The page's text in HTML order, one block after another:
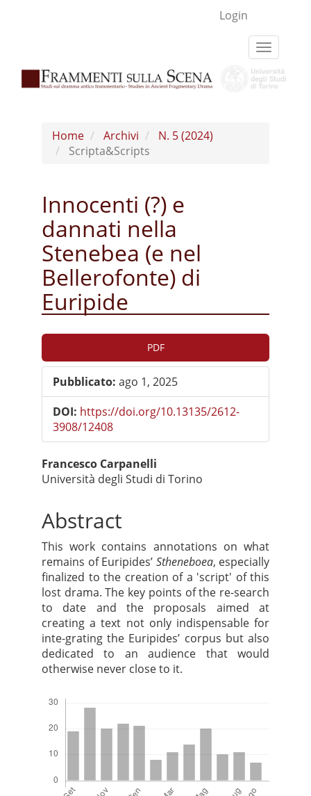
Barra
laterale
Login
Toggle
Home Archivi
N. 5 (2024)
Scripta&Scripts
Innocenti (?) e
dannati nella
Stenebea (e nel
Bellerofonte) di
Euripide
Barra
laterale
dell'articolo
PDF
Pubblicato: ago 1, 2025
DOI: https://doi.org/10.13135/2612-
3908/12408
Contenuto
principale
dell'articolo
Francesco Carpanelli
Università degli Studi di Torino
Abstract
This work contains annotations on what
remains of Euripides’ Stheneboea, especially
finalized to the creation of a 'script' of this
lost drama. The key points of the re-search
to date and the proposals aimed at
creating a text not only indispensable for
inte-grating the Euripides’ corpus but also
dedicated to an audience that would
otherwise never close to it.